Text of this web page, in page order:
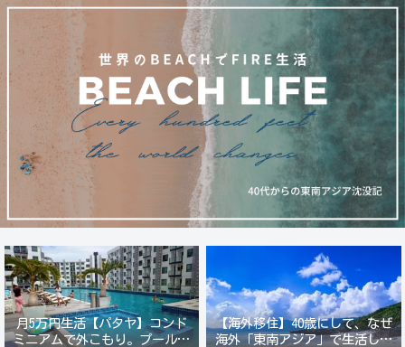
月5万円生活【パタヤ】コンド
ミニアムで外こもり。プール付
【海外移住】40歳にして、なぜ
海外「東南アジア」で生活しよ